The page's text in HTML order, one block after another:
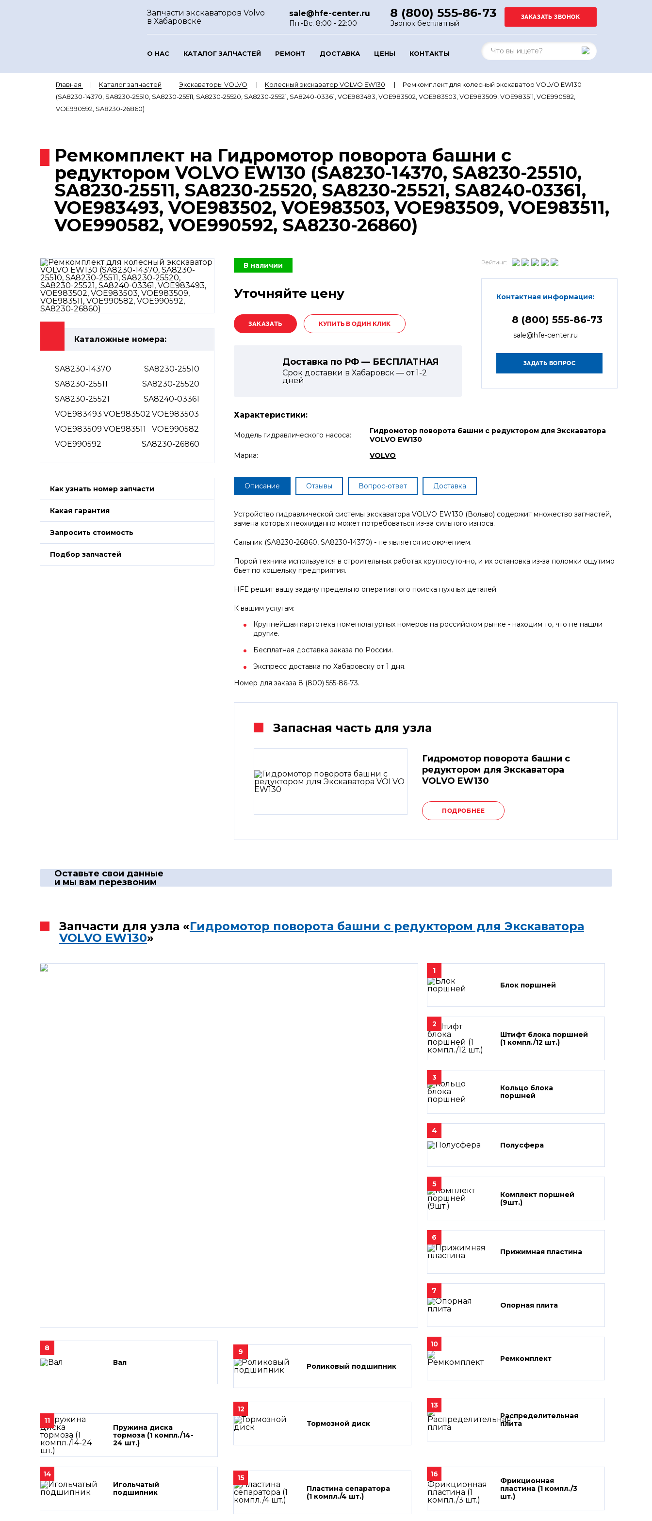
Запчасти экскаваторов Volvo
в Хабаровске
sale@hfe-center.ru
Пн.-Вс. 8:00 - 22:00
8 (800) 555-86-73
Звонок бесплатный
О НАС КАТАЛОГ ЗАПЧАСТЕЙ РЕМОНТ ДОСТАВКА ЦЕНЫ КОНТАКТЫ
Главная Каталог запчастей Экскаваторы VOLVO Колесный экскаватор VOLVO EW130
Ремкомплект для колесный экскаватор VOLVO EW130
(SA8230-14370, SA8230-25510, SA8230-25511, SA8230-25520, SA8230-25521, SA8240-03361, VOE983493, VOE983502, VOE983503, VOE983509, VOE983511, VOE990582,
VOE990592, SA8230-26860)
Ремкомплект на Гидромотор поворота башни с
редуктором VOLVO EW130 (SA8230-14370, SA8230-25510,
SA8230-25511, SA8230-25520, SA8230-25521, SA8240-03361,
VOE983493, VOE983502, VOE983503, VOE983509, VOE983511,
VOE990582, VOE990592, SA8230-26860)
Каталожные номера:
SA8230-14370
SA8230-25510
SA8230-25511
SA8230-25520
SA8230-25521
SA8240-03361
VOE983493 VOE983502 VOE983503
VOE983509 VOE983511
VOE990582
VOE990592
SA8230-26860
Как узнать номер запчасти
Какая гарантия
Запросить стоимость
Подбор запчастей
В наличии
Уточняйте цену
КУПИТЬ В ОДИН КЛИК
Доставка по РФ — БЕСПЛАТНАЯ
Срок доставки в Хабаровск — от1-2
дней
Рейтинг:
Контактная информация:
8 (800) 555-86-73
sale@hfe-center.ru
Характеристики:
Модель гидравлического насоса:
Гидромотор поворота башни с редуктором для Экскаватора
VOLVO EW130
Марка:
VOLVO
Описание Отзывы Вопрос-ответ Доставка
Устройство гидравлической системы экскаватора VOLVO EW130 (Вольво) содержит множество запчастей,
замена которых неожиданно может потребоваться из-за сильного износа.
Сальник (SA8230-26860, SA8230-14370) - не является исключением.
Порой техника используется в строительных работах круглосуточно, и их остановка из-за поломки ощутимо
бьет по кошельку предприятия.
HFE решит вашу задачу предельно оперативного поиска нужных деталей.
К вашим услугам:
Крупнейшая картотека номенклатурных номеров на российском рынке - находим то, что не нашли
другие.
Бесплатная доставка заказа по России.
Экспресс доставка по Хабаровску от 1 дня.
Номер для заказа 8 (800) 555-86-73.
Запасная часть для узла
Гидромотор поворота башни с
редуктором для Экскаватора
VOLVO EW130
ПОДРОБНЕЕ
Оставьте свои данные
и мы вам перезвоним
Запчасти для узла «Гидромотор поворота башни с редуктором для Экскаватора
VOLVO EW130»
1
Блок поршней
2
Штифт блока поршней
(1 компл./12 шт.)
3
Кольцо блока
поршней
4
Полусфера
5
Комплект поршней
(9шт.)
6
Прижимная пластина
7
Опорная плита
8
Вал
9
Роликовый подшипник
10
Ремкомплект
11
Пружина диска
тормоза (1 компл./14-
24 шт.)
12
Тормозной диск
13
Распределительная
плита
14
Игольчатый
подшипник
15
Пластина сепаратора
(1 компл./4 шт.)
16
Фрикционная
пластина (1 компл./3
шт.)